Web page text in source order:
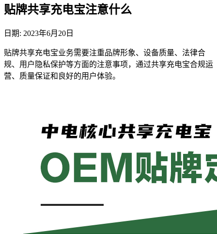
贴牌共享充电宝注意什么
日期: 2023年6月20日
贴牌共享充电宝业务需要注重品牌形象、设备质量、法律合
规、用户隐私保护等方面的注意事项，通过共享充电宝合规运
营、质量保证和良好的用户体验。